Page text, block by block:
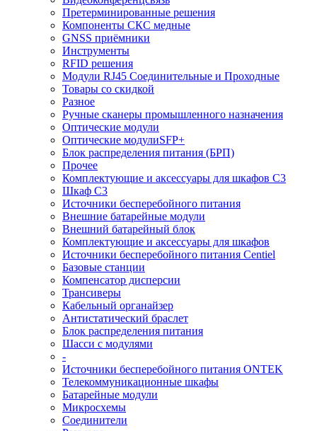
Претерминированные решения
Компоненты СКС медные
GNSS приёмники
Инструменты
RFID решения
Модули RJ45 Соединительные и Проходные
Товары со скидкой
Разное
Ручные сканеры промышленного назначения
Оптические модули
Оптические модулиSFP+
Блок распределения питания (БРП)
Прочее
Комплектующие и аксессуары для шкафов C3
Шкаф C3
Источники бесперебойного питания
Внешние батарейные модули
Внешний батарейный блок
Комплектующие и аксессуары для шкафов
Источники бесперебойного питания Centiel
Базовые станции
Компенсатор дисперсии
Трансиверы
Кабельный органайзер
Антистатический браслет
Блок распределения питания
Шасси с модулями
-
Источники бесперебойного питания ONTEK
Телекоммуникационные шкафы
Батарейные модули
Микросхемы
Соединители